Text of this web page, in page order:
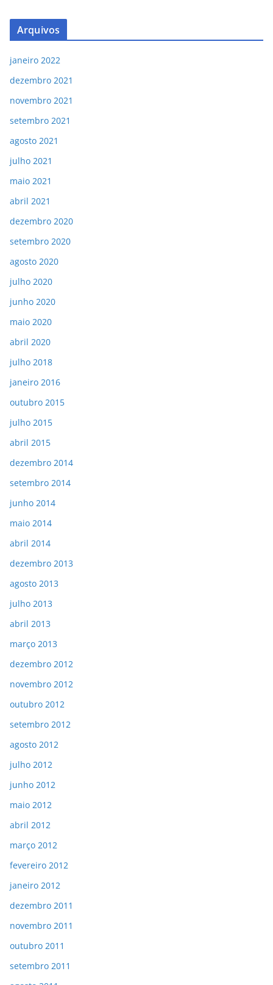
Arquivos
janeiro 2022
dezembro 2021
novembro 2021
setembro 2021
agosto 2021
julho 2021
maio 2021
abril 2021
dezembro 2020
setembro 2020
agosto 2020
julho 2020
junho 2020
maio 2020
abril 2020
julho 2018
janeiro 2016
outubro 2015
julho 2015
abril 2015
dezembro 2014
setembro 2014
junho 2014
maio 2014
abril 2014
dezembro 2013
agosto 2013
julho 2013
abril 2013
março 2013
dezembro 2012
novembro 2012
outubro 2012
setembro 2012
agosto 2012
julho 2012
junho 2012
maio 2012
abril 2012
março 2012
fevereiro 2012
janeiro 2012
dezembro 2011
novembro 2011
outubro 2011
setembro 2011